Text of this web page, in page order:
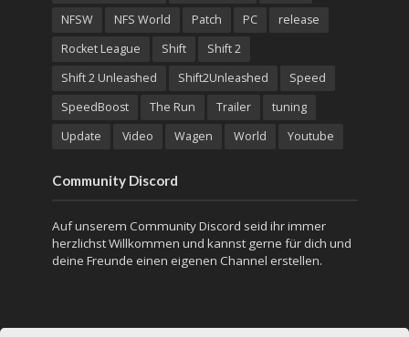
NFSW
NFS World Patch PC
release
Rocket League
Shift
Shift 2
Shift 2 Unleashed
Shift2Unleashed
Speed
SpeedBoost
The Run Trailer
tuning
Update
Video Wagen World Youtube
Community Discord
Auf unserem Community Discord seid ihr immer
herzlichst Willkommen und kannst gerne für dich und
deine Freunde einen eigenen Channel erstellen.